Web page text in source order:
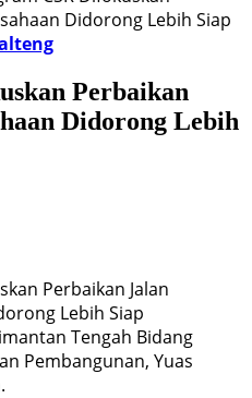
Didorong Lebih Siap
Perbaikan
Didorong Lebih
Tengah Bidang
Pembangunan, Yuas